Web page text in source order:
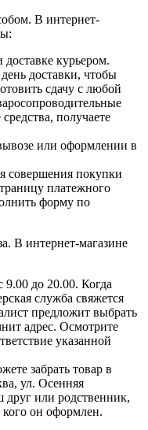
В интернет-
курьером.
доставки, чтобы
сдачу с любой
получаете
или оформлении в
совершения покупки
платежного
форму по
В интернет-магазине
9.00 до 20.00. Когда
служба свяжется
предложит выбрать
адрес. Осмотрите
указанной
забрать товар в
ул. Осенняя
друг или родственник,
он оформлен.